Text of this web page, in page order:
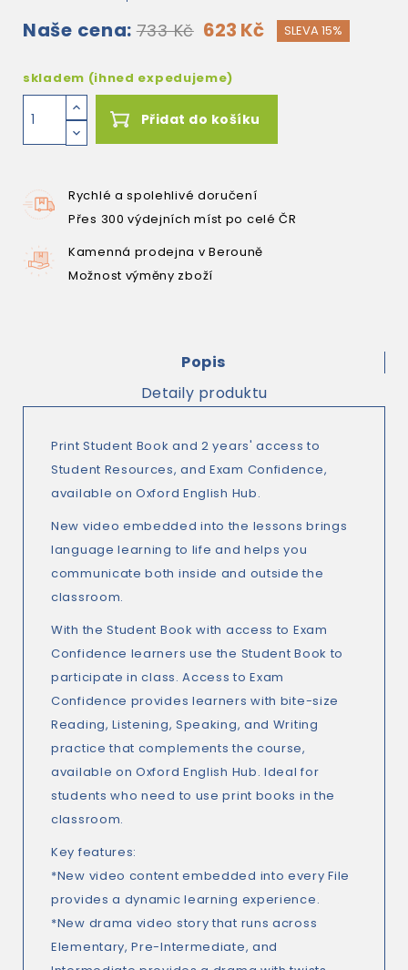
Naše cena: 733 Kč 623 Kč SLEVA 15%
skladem (ihned expedujeme)
Přidat do košíku
Rychlé a spolehlivé doručení
Přes 300 výdejních míst po celé ČR
Kamenná prodejna v Berouně
Možnost výměny zboží
Popis
Detaily produktu
Print Student Book and 2 years' access to
Student Resources, and Exam Confidence,
available on Oxford English Hub.
New video embedded into the lessons brings
language learning to life and helps you
communicate both inside and outside the
classroom.
With the Student Book with access to Exam
Confidence learners use the Student Book to
participate in class. Access to Exam
Confidence provides learners with bite-size
Reading, Listening, Speaking, and Writing
practice that complements the course,
available on Oxford English Hub. Ideal for
students who need to use print books in the
classroom.
Key features:
*New video content embedded into every File
provides a dynamic learning experience.
*New drama video story that runs across
Elementary, Pre-Intermediate, and